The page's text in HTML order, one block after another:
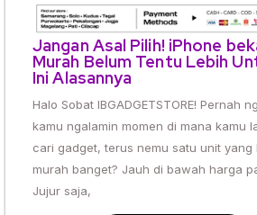
Jangan Asal Pilih! iPhone
Murah Belum Tentu Lebih
Ini Alasannya
Halo Sobat IBGADGETSTORE! Pernah
kamu ngalamin momen di mana kamu
cari gadget, terus nemu satu unit yang
murah banget? Jauh di bawah harga
Jujur saja,